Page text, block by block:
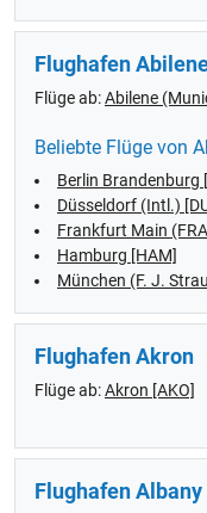
Flughafen
Flüge ab:Abilene
Beliebte Flüge von
Berlin Brandenburg
Düsseldorf (Intl.)
Frankfurt Main
Hamburg [HAM]
München (F. J.
Flughafen Akron
Flüge ab:Akron [AKO]
Flughafen Albany